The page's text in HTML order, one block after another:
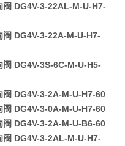
DG4V-3-22AL-M-U-H7-
DG4V-3-22A-M-U-H7-
DG4V-3S-6C-M-U-H5-
DG4V-3-2A-M-U-H7-60
DG4V-3-0A-M-U-H7-60
DG4V-3-2A-M-U-B6-60
DG4V-3-2AL-M-U-H7-